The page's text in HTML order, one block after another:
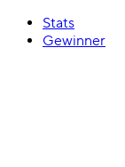
Stats
Gewinner